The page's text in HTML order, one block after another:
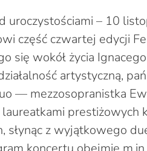
uroczystościami – 10
część czwartej edycji
się wokół życia
artystyczną,
— mezzosopranistka
prestiżowych
słynąc z wyjątkowego